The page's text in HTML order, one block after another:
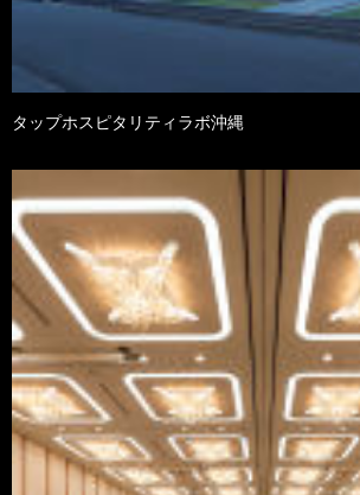
タップホスピタリティラボ沖縄